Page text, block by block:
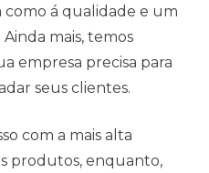
como á qualidade e um
mais, temos
empresa precisa para
seus clientes.
com a mais alta
produtos, enquanto,